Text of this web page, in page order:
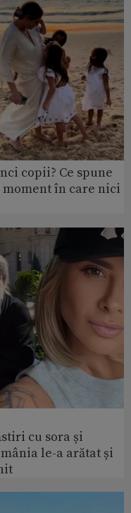
copii? Ce spune
moment în care nici
cu sora și
le-a arătat și